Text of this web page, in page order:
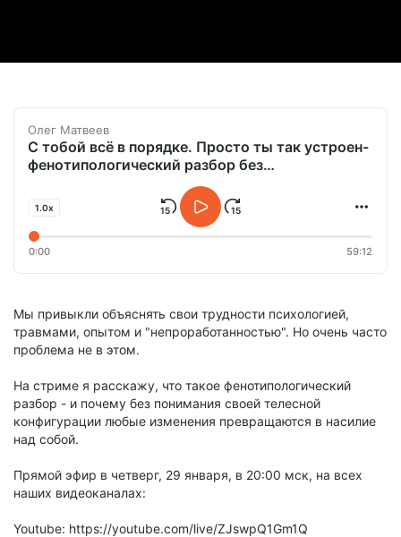
Олег Матвеев
С тобой всё в порядке. Просто ты так устроен-
фенотипологический разбор без
1.0x
0:00 59:12
Мы привыкли объяснять свои трудности психологией,
травмами, опытом и "непроработанностью". Но очень часто
проблема не в этом.
На стриме я расскажу, что такое фенотипологический
разбор - и почему без понимания своей телесной
конфигурации любые изменения превращаются в насилие
над собой.
Прямой эфир в четверг, 29 января, в 20:00 мск, на всех
наших видеоканалах:
Youtube: https://youtube.com/live/ZJswpQ1Gm1Q